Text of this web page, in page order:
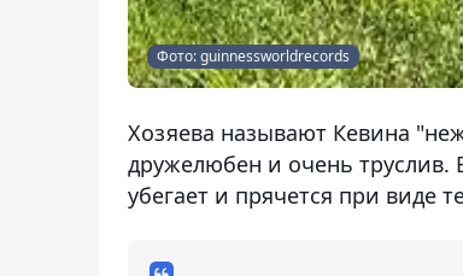
Фото: guinnessworldrecords
Хозяева называют Кевина
дружелюбен и очень труслив.
убегает и прячется при виде